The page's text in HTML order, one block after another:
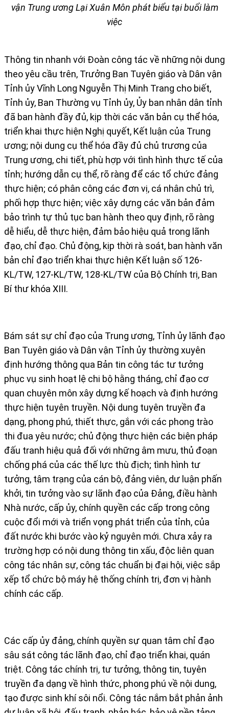
vận Trung ương Lại Xuân Môn phát biểu tại buổi làm
việc
Thông tin nhanh với Đoàn công tác về những nội dung
theo yêu cầu trên, Trưởng Ban Tuyên giáo và Dân vận
Tỉnh ủy Vĩnh Long Nguyễn Thị Minh Trang cho biết,
Tỉnh ủy, Ban Thường vụ Tỉnh ủy, Ủy ban nhân dân tỉnh
đã ban hành đầy đủ, kịp thời các văn bản cụ thể hóa,
triển khai thực hiện Nghị quyết, Kết luận của Trung
ương; nội dung cụ thể hóa đầy đủ chủ trương của
Trung ương, chi tiết, phù hợp với tình hình thực tế của
tỉnh; hướng dẫn cụ thể, rõ ràng để các tổ chức đảng
thực hiện; có phân công các đơn vị, cá nhân chủ trì,
phối hợp thực hiện; việc xây dựng các văn bản đảm
bảo trình tự thủ tục ban hành theo quy định, rõ ràng
dễ hiểu, dễ thực hiện, đảm bảo hiệu quả trong lãnh
đạo, chỉ đạo. Chủ động, kịp thời rà soát, ban hành văn
bản chỉ đạo triển khai thực hiện Kết luận số 126-
KL/TW, 127-KL/TW, 128-KL/TW của Bộ Chính trị, Ban
Bí thư khóa XIII.
Bám sát sự chỉ đạo của Trung ương, Tỉnh ủy lãnh đạo
Ban Tuyên giáo và Dân vận Tỉnh ủy thường xuyên
định hướng thông qua Bản tin công tác tư tưởng
phục vụ sinh hoạt lệ chi bộ hằng tháng, chỉ đạo cơ
quan chuyên môn xây dựng kế hoạch và định hướng
thực hiện tuyên truyền. Nội dung tuyên truyền đa
dạng, phong phú, thiết thực, gắn với các phong trào
thi đua yêu nước; chủ động thực hiện các biện pháp
đấu tranh hiệu quả đối với những âm mưu, thủ đoạn
chống phá của các thế lực thù địch; tình hình tư
tưởng, tâm trạng của cán bộ, đảng viên, dư luận phấn
khởi, tin tưởng vào sự lãnh đạo của Đảng, điều hành
Nhà nước, cấp ủy, chính quyền các cấp trong công
cuộc đổi mới và triển vọng phát triển của tỉnh, của
đất nước khi bước vào kỷ nguyên mới. Chưa xảy ra
trường hợp có nội dung thông tin xấu, độc liên quan
công tác nhân sự, công tác chuẩn bị đại hội, việc sắp
xếp tổ chức bộ máy hệ thống chính trị, đơn vị hành
chính các cấp.
Các cấp ủy đảng, chính quyền sự quan tâm chỉ đạo
sâu sát công tác lãnh đạo, chỉ đạo triển khai, quán
triệt. Công tác chính trị, tư tưởng, thông tin, tuyên
truyền đa dạng về hình thức, phong phú về nội dung,
tạo được sinh khí sôi nổi. Công tác nắm bắt phản ảnh